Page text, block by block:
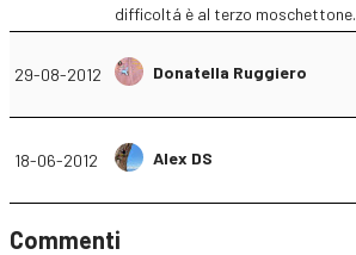
difficoltá è al terzo moschettone.
29-08-2012 Donatella Ruggiero
18-06-2012 Alex DS
Commenti